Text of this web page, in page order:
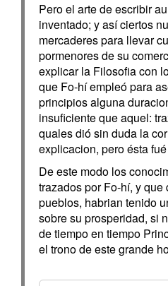
Pero el arte de escribir
inventado; y así ciertos
mercaderes para llevar
pormenores de su
explicar la Filosofia con
que Fo-hí empleó para
principios alguna
insuficiente que aquel:
quales dió sin duda la
explicacion, pero ésta
De este modo los
trazados por Fo-hí, y
pueblos, habrian tenido
sobre su prosperidad, si
de tiempo en tiempo
el trono de este grande